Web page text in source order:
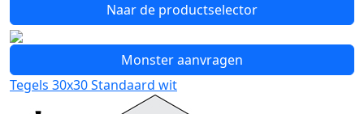
Naar de productselector
Monster aanvragen
Tegels 30x30 Standaard wit